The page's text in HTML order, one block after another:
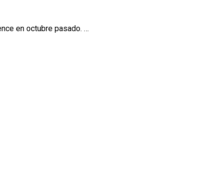
en octubre pasado. …